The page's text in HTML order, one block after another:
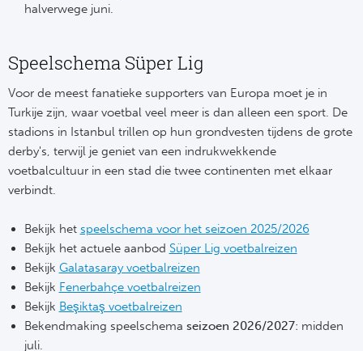
halverwege juni.
Speelschema Süper Lig
Voor de meest fanatieke supporters van Europa moet je in
Turkije zijn, waar voetbal veel meer is dan alleen een sport. De
stadions in Istanbul trillen op hun grondvesten tijdens de grote
derby's, terwijl je geniet van een indrukwekkende
voetbalcultuur in een stad die twee continenten met elkaar
verbindt.
Bekijk het speelschema voor het seizoen 2025/2026
Bekijk het actuele aanbod Süper Lig voetbalreizen
Bekijk Galatasaray voetbalreizen
Bekijk Fenerbahçe voetbalreizen
Bekijk Beşiktaş voetbalreizen
Bekendmaking speelschema seizoen 2026/2027: midden
juli.